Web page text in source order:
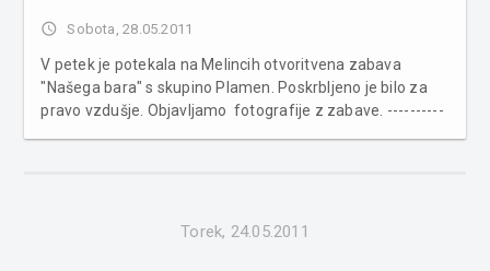
access_time Sobota, 28.05.2011
V petek je potekala na Melincih otvoritvena zabava
"Našega bara" s skupino Plamen. Poskrbljeno je bilo za
pravo vzdušje. Objavljamo fotografije z zabave. ----------
Torek, 24.05.2011